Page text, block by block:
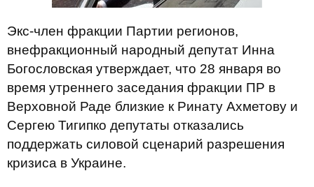
Экс-член фракции Партии регионов,
внефракционный народный депутат Инна
Богословская утверждает, что 28 января во
время утреннего заседания фракции ПР в
Верховной Раде близкие к Ринату Ахметову и
Сергею Тигипко депутаты отказались
поддержать силовой сценарий разрешения
кризиса в Украине.